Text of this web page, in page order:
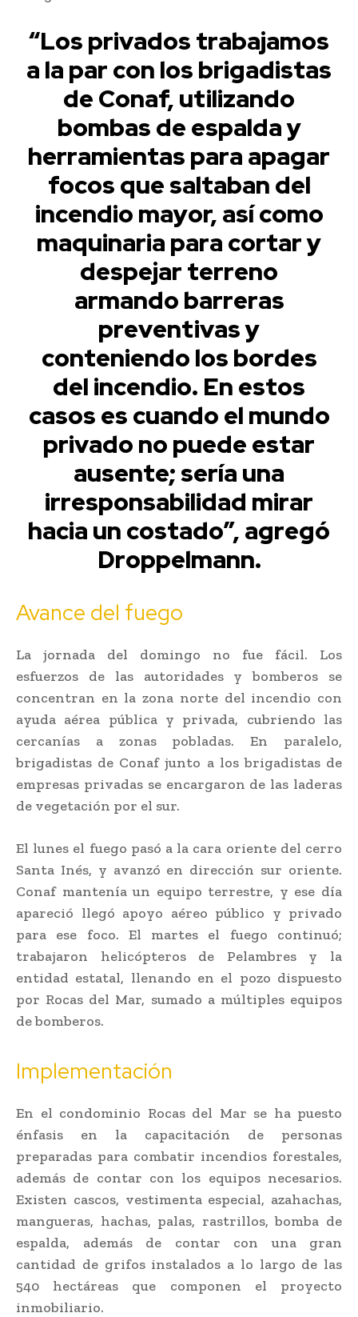
“Los privados trabajamos
a la par con los brigadistas
de Conaf, utilizando
bombas de espalda y
herramientas para apagar
focos que saltaban del
incendio mayor, así como
maquinaria para cortar y
despejar terreno
armando barreras
preventivas y
conteniendo los bordes
del incendio. En estos
casos es cuando el mundo
privado no puede estar
ausente; sería una
irresponsabilidad mirar
hacia un costado”, agregó
Droppelmann.
Avance del fuego
La jornada del domingo no fue fácil. Los
esfuerzos de las autoridades y bomberos se
concentran en la zona norte del incendio con
ayuda aérea pública y privada, cubriendo las
cercanías a zonas pobladas. En paralelo,
brigadistas de Conaf junto a los brigadistas de
empresas privadas se encargaron de las laderas
de vegetación por el sur.
El lunes el fuego pasó a la cara oriente del cerro
Santa Inés, y avanzó en dirección sur oriente.
Conaf mantenía un equipo terrestre, y ese día
apareció llegó apoyo aéreo público y privado
para ese foco. El martes el fuego continuó;
trabajaron helicópteros de Pelambres y la
entidad estatal, llenando en el pozo dispuesto
por Rocas del Mar, sumado a múltiples equipos
de bomberos.
Implementación
En el condominio Rocas del Mar se ha puesto
énfasis en la capacitación de personas
preparadas para combatir incendios forestales,
además de contar con los equipos necesarios.
Existen cascos, vestimenta especial, azahachas,
mangueras, hachas, palas, rastrillos, bomba de
espalda, además de contar con una gran
cantidad de grifos instalados a lo largo de las
540 hectáreas que componen el proyecto
inmobiliario.